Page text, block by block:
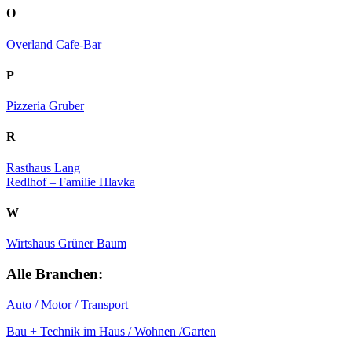
O
Overland Cafe-Bar
P
Pizzeria Gruber
R
Rasthaus Lang
Redlhof – Familie Hlavka
W
Wirtshaus Grüner Baum
Alle Branchen:
Auto / Motor / Transport
Bau + Technik im Haus / Wohnen /Garten